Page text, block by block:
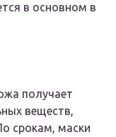
в основном в
получает
веществ,
срокам, маски